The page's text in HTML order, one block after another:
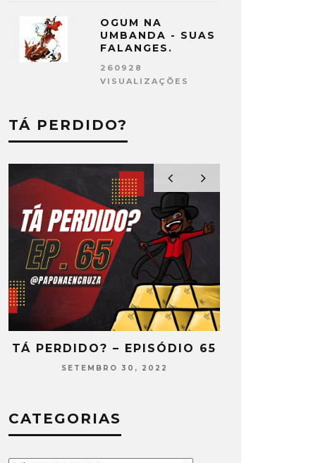
OGUM NA
UMBANDA - SUAS
FALANGES.
260928
VISUALIZAÇÕES
TÁ PERDIDO?
TÁ PERDIDO? – EPISÓDIO 65
SETEMBRO 30, 2022
CATEGORIAS